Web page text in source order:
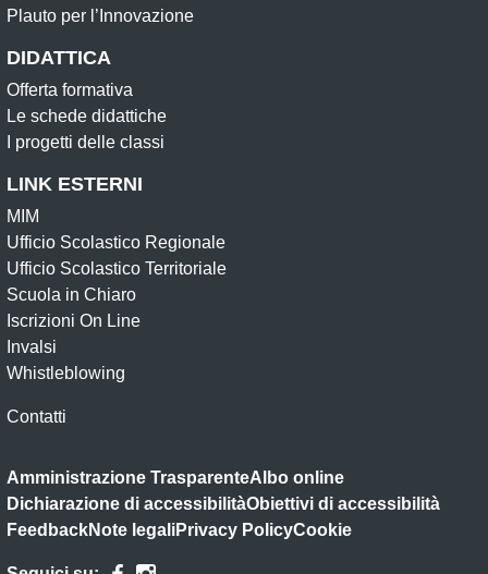
Plauto per l’Innovazione
DIDATTICA
Offerta formativa
Le schede didattiche
I progetti delle classi
LINK ESTERNI
MIM
Ufficio Scolastico Regionale
Ufficio Scolastico Territoriale
Scuola in Chiaro
Iscrizioni On Line
Invalsi
Whistleblowing
Contatti
Amministrazione TrasparenteAlbo online
Dichiarazione di accessibilitàObiettivi di accessibilità
FeedbackNote legaliPrivacy PolicyCookie